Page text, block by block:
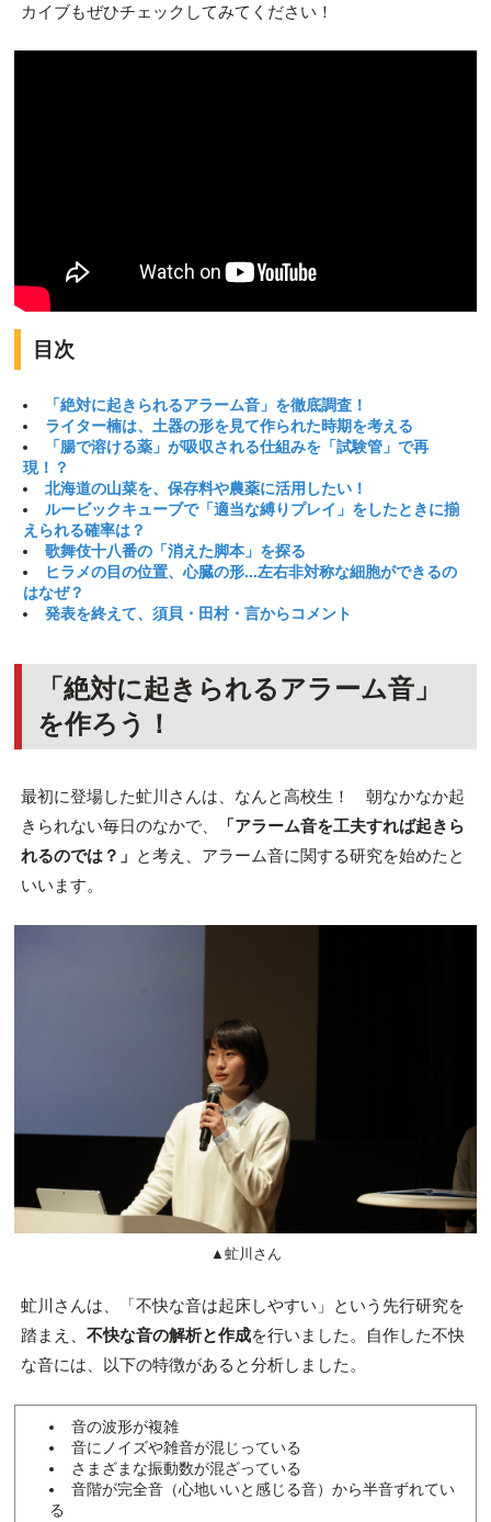
カイブもぜひチェックしてみてください！
目次
「絶対に起きられるアラーム音」を徹底調査！
ライター楠は、土器の形を見て作られた時期を考える
「腸で溶ける薬」が吸収される仕組みを「試験管」で再
現！？
北海道の山菜を、保存料や農薬に活用したい！
ルービックキューブで「適当な縛りプレイ」をしたときに揃
えられる確率は？
歌舞伎十八番の「消えた脚本」を探る
ヒラメの目の位置、心臓の形...左右非対称な細胞ができるの
はなぜ？
発表を終えて、須貝・田村・言からコメント
「絶対に起きられるアラーム音」
を作ろう！
最初に登場した虻川 さんは、なんと高校生！ 朝なかなか起
きられない毎日のなかで、
「アラーム音を工夫すれば起きら
れるのでは？」 と考え、アラーム音に関する研究を始めたと
いいます。
▲ 虻川 さん
虻川 さんは、「不快な音は起床しやすい」という先行研究を
踏まえ、 不快な音の解析と作成を行いました。自作した不快
な音には、以下の特徴があると分析しました。
音の波形が複雑
音にノイズや雑音が混じっている
さまざまな振動数が混ざっている
音階が完全音（心地いいと感じる音）から半音ずれてい
る